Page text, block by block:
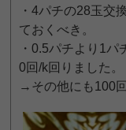
・4パチの28玉交
ておくべき。
・0.5パチより1
0回/k回りました。
→その他にも100